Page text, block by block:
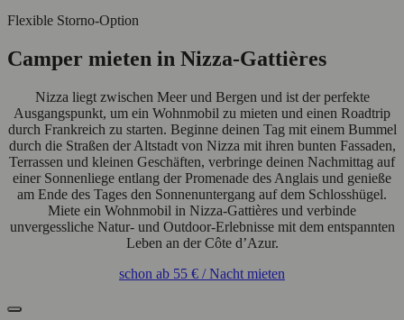
Flexible Storno-Option
Camper mieten in Nizza-Gattières
Nizza liegt zwischen Meer und Bergen und ist der perfekte
Ausgangspunkt, um ein Wohnmobil zu mieten und einen Roadtrip
durch Frankreich zu starten. Beginne deinen Tag mit einem Bummel
durch die Straßen der Altstadt von Nizza mit ihren bunten Fassaden,
Terrassen und kleinen Geschäften, verbringe deinen Nachmittag auf
einer Sonnenliege entlang der Promenade des Anglais und genieße
am Ende des Tages den Sonnenuntergang auf dem Schlosshügel.
Miete ein Wohnmobil in Nizza-Gattières und verbinde
unvergessliche Natur- und Outdoor-Erlebnisse mit dem entspannten
Leben an der Côte d’Azur.
schon ab 55 € / Nacht mieten